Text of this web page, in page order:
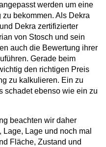
werden um eine
bekommen. Als Dekra
Dekra zertifizierter
von Stosch und sein
auch die Bewertung ihrer
Gerade beim
den richtigen Preis
zu kalkulieren. Ein zu
schadet ebenso wie ein zu
beachten wir daher
Lage und noch mal
Fläche, Zustand und